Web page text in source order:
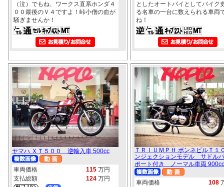
（泣）でもね、ワークス直系ホンダ４
００最後のＶ４ですよ！峠小僧の血が
騒ぎませんか！
としたオートバイとしてバイク
る名車の一台に数えられる車両
ね！
ヤマハ ＸＴ５００ 逆輸入車 500cc
車両価格 115 万円
支払総額
124 万円
ＴＲＩＵＭＰＨ ボンネビルＴ
ンジェクションモデル サドル
ポート付き ノーマル車両 900cc
車両価格 108